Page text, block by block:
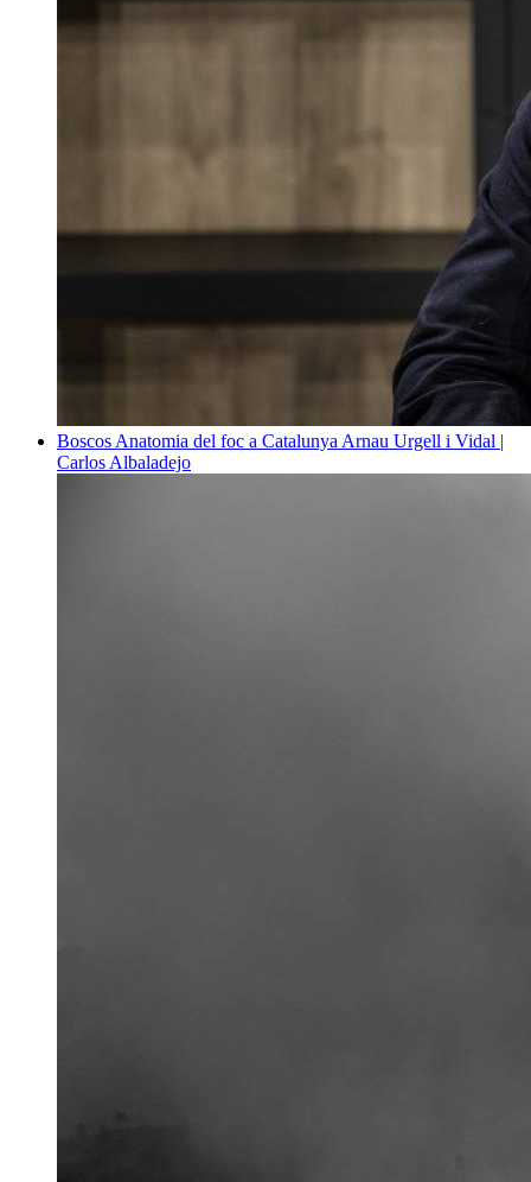
Boscos Anatomia del foc a Catalunya Arnau Urgell i Vidal |
Carlos Albaladejo